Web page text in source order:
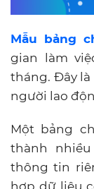
Mẫu bảng
gian làm
tháng. Đây
người lao
Một bảng
thành
thông tin